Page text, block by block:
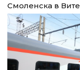
Смоленска в